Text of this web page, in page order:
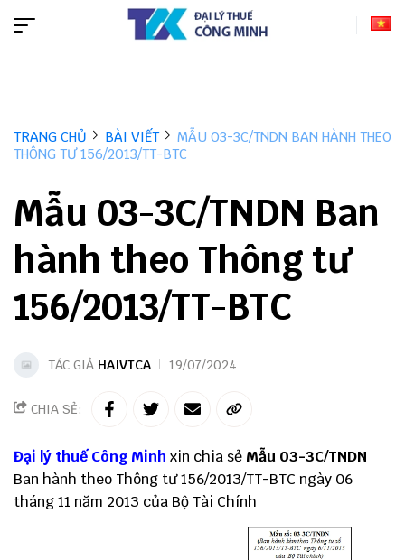
TRANG CHỦ BÀI VIẾT
MẪU 03-3C/TNDN BAN HÀNH THEO
THÔNG TƯ 156/2013/TT-BTC
Mẫu 03-3C/TNDN Ban
hành theo Thông tư
156/2013/TT-BTC
TÁC GIẢ HAIVTCA 19/07/2024
CHIA SẺ:
Đại lý thuế Công Minh xin chia sẻ Mẫu 03-3C/TNDN
Ban hành theo Thông tư 156/2013/TT-BTC ngày 06
tháng 11 năm 2013 của Bộ Tài Chính